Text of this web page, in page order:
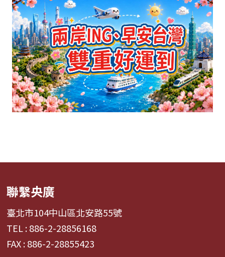
聯繫央廣
臺北市104中山區北安路55號
TEL : 886-2-28856168
FAX : 886-2-28855423